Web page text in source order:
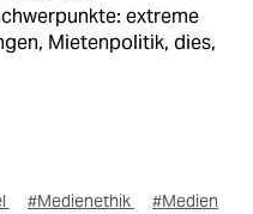
extreme
Mietenpolitik, dies,
#Medienethik
#Medien